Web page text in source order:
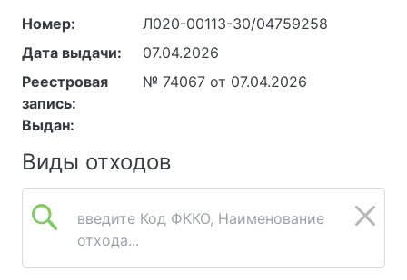
Номер:
Л020-00113-30/04759258
Дата выдачи:
07.04.2026
Реестровая
запись:
№ 74067 от 07.04.2026
Выдан:
Виды отходов
введите Код ФККО, Наименование
отхода...